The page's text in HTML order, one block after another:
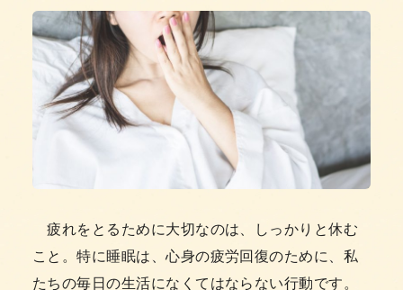
疲れをとるために大切なのは、しっかりと休む
こと。特に睡眠は、心身の疲労回復のために、私
たちの毎日の生活になくてはならない行動です。